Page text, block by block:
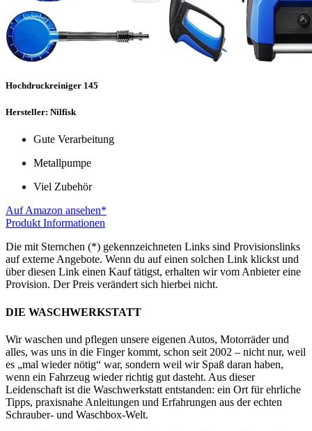
Hochdruckreiniger 145
Hersteller: Nilfisk
Gute Verarbeitung
Metallpumpe
Viel Zubehör
Auf Amazon ansehen*
Produkt Informationen
Die mit Sternchen (*) gekennzeichneten Links sind Provisionslinks
auf externe Angebote. Wenn du auf einen solchen Link klickst und
über diesen Link einen Kauf tätigst, erhalten wir vom Anbieter eine
Provision. Der Preis verändert sich hierbei nicht.
DIE WASCHWERKSTATT
Wir waschen und pflegen unsere eigenen Autos, Motorräder und
alles, was uns in die Finger kommt, schon seit 2002 – nicht nur, weil
es „mal wieder nötig“ war, sondern weil wir Spaß daran haben,
wenn ein Fahrzeug wieder richtig gut dasteht. Aus dieser
Leidenschaft ist die Waschwerkstatt entstanden: ein Ort für ehrliche
Tipps, praxisnahe Anleitungen und Erfahrungen aus der echten
Schrauber- und Waschbox-Welt.